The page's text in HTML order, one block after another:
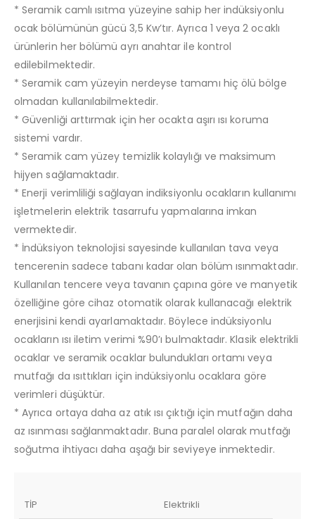
* Seramik camlı ısıtma yüzeyine sahip her indüksiyonlu
ocak bölümünün gücü 3,5 Kw’tır. Ayrıca 1 veya 2 ocaklı
ürünlerin her bölümü ayrı anahtar ile kontrol
edilebilmektedir.
* Seramik cam yüzeyin nerdeyse tamamı hiç ölü bölge
olmadan kullanılabilmektedir.
* Güvenliği arttırmak için her ocakta aşırı ısı koruma
sistemi vardır.
* Seramik cam yüzey temizlik kolaylığı ve maksimum
hijyen sağlamaktadır.
* Enerji verimliliği sağlayan indiksiyonlu ocakların kullanımı
işletmelerin elektrik tasarrufu yapmalarına imkan
vermektedir.
* İndüksiyon teknolojisi sayesinde kullanılan tava veya
tencerenin sadece tabanı kadar olan bölüm ısınmaktadır.
Kullanılan tencere veya tavanın çapına göre ve manyetik
özelliğine göre cihaz otomatik olarak kullanacağı elektrik
enerjisini kendi ayarlamaktadır. Böylece indüksiyonlu
ocakların ısı iletim verimi %90’ı bulmaktadır. Klasik elektrikli
ocaklar ve seramik ocaklar bulundukları ortamı veya
mutfağı da ısıttıkları için indüksiyonlu ocaklara göre
verimleri düşüktür.
* Ayrıca ortaya daha az atık ısı çıktığı için mutfağın daha
az ısınması sağlanmaktadır. Buna paralel olarak mutfağı
soğutma ihtiyacı daha aşağı bir seviyeye inmektedir.
TİP Elektrikli